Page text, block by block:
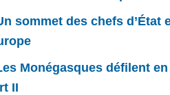
sommet des chefs d’État
Monégasques défilent
II